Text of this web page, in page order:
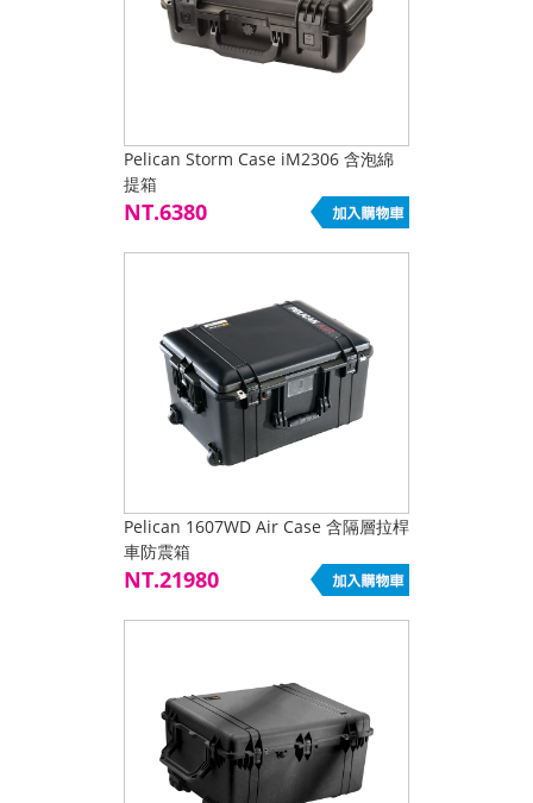
Pelican Storm Case iM2306 含泡綿
提箱
NT.6380
Pelican 1607WD Air Case 含隔層拉桿
車防震箱
NT.21980